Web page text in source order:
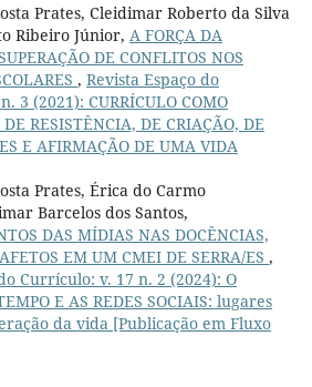
Prates, Cleidimar Roberto da Silva
Ribeiro Júnior, A FORÇA DA
DE CONFLITOS NOS
, Revista Espaço do
3 (2021): CURRÍCULO COMO
RESISTÊNCIA, DE CRIAÇÃO, DE
E AFIRMAÇÃO DE UMA VIDA
Prates, Érica do Carmo
Barcelos dos Santos,
DAS MÍDIAS NAS DOCÊNCIAS,
EM UM CMEI DE SERRA/ES ,
Currículo: v. 17 n. 2 (2024): O
E AS REDES SOCIAIS: lugares
da vida [Publicação em Fluxo